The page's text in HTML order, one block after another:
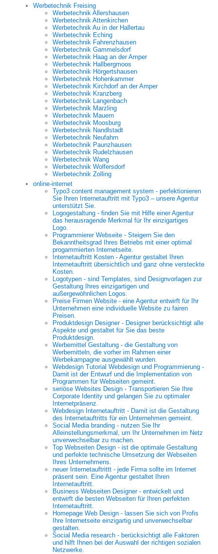
Werbetechnik Freising
Werbetechnik Allershausen
Werbetechnik Attenkirchen
Werbetechnik Au in der Hallertau
Werbetechnik Eching
Werbetechnik Fahrenzhausen
Werbetechnik Gammelsdorf
Werbetechnik Haag an der Amper
Werbetechnik Hallbergmoos
Werbetechnik Hörgertshausen
Werbetechnik Hohenkammer
Werbetechnik Kirchdorf an der Amper
Werbetechnik Kranzberg
Werbetechnik Langenbach
Werbetechnik Marzling
Werbetechnik Mauern
Werbetechnik Moosburg
Werbetechnik Nandlstadt
Werbetechnik Neufahrn
Werbetechnik Paunzhausen
Werbetechnik Rudelzhausen
Werbetechnik Wang
Werbetechnik Wolfersdorf
Werbetechnik Zolling
online-internet
Typo3 content management system - perfektionieren
Sie Ihren Internetauftritt mit Typo3 – unsere Agentur
unterstützt Sie.
Logogestaltung - finden Sie mit Hilfe einer Agentur
das herausragende Merkmal für Ihr einzigartiges
Logo.
Programmierer Webseite - Steigern Sie den
Bekanntheitsgrad Ihres Betriebs mit einer optimal
progammierten Internetseite.
Internetauftritt Kosten - Agentur gestaltet Ihren
Internetauftritt übersichtlich und ganz ohne versteckte
Kosten.
Logotypen - sind Templates, sind Designvorlagen zur
Gestaltung Ihres einzigartigen und
außergewöhnlichen Logos.
Preise Firmen Website - eine Agentur entwirft für Ihr
Unternehmen eine individuelle Website zu fairen
Preisen.
Produktdesign Designer - Designer berücksichtigt alle
Aspekte und gestaltet für Sie das beste
Produktdesign.
Werbemittel Gestaltung - die Gestaltung von
Werbemitteln, die vorher im Rahmen einer
Werbekampagne ausgewählt wurden.
Webdesign Tutorial Webdesign und Programmierung -
Damit ist der Entwurf und die Implementation von
Programmen für Webseiten gemeint.
seriöse Websites Design - Transportieren Sie Ihre
Corporate Identity und gelangen Sie zu optimaler
Internetpräsenz.
Webdesign Internetauftritt - Damit ist die Gestaltung
des Internetauftritts für ein Unternehmen gemeint.
Social Media branding - nutzen Sie Ihr
Alleinstellungsmerkmal, um Ihr Unternehmen im Netz
unverwechselbar zu machen.
Top Webseiten Design - ist die optimale Gestaltung
und perfekte technische Umsetzung der Webseiten
Ihres Unternehmens.
neuer Internetauftrittt - jede Firma sollte im Internet
präsent sein. Eine Agentur gestaltet Ihren
Internetauftritt.
Business Webseiten Designer - entwickelt und
entwirft die besten Webseiten für Ihren perfekten
Internetauftritt.
Homepage Web Design - lassen Sie sich von Profis
Ihre Internetseite einzigartig und unverwechselbar
gestalten.
Social Media research - berücksichtigt alle Faktoren
und hilft Ihnen bei der Auswahl der richtigen sozialen
Netzwerke.